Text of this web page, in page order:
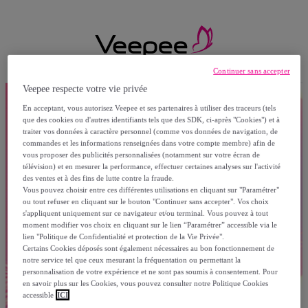
Veepee respecte votre vie privée
En acceptant, vous autorisez Veepee et ses partenaires à utiliser des traceurs (tels
que des cookies ou d'autres identifiants tels que des SDK, ci-après "Cookies") et à
traiter vos données à caractère personnel (comme vos données de navigation, de
commandes et les informations renseignées dans votre compte membre) afin de
vous proposer des publicités personnalisées (notamment sur votre écran de
télévision) et en mesurer la performance, effectuer certaines analyses sur l'activité
des ventes et à des fins de lutte contre la fraude.
Vous pouvez choisir entre ces différentes utilisations en cliquant sur "Paramétrer"
ou tout refuser en cliquant sur le bouton "Continuer sans accepter". Vos choix
s'appliquent uniquement sur ce navigateur et/ou terminal. Vous pouvez à tout
moment modifier vos choix en cliquant sur le lien “Paramétrer” accessible via le
lien "Politique de Confidentialité et protection de la Vie Privée".
Certains Cookies déposés sont également nécessaires au bon fonctionnement de
notre service tel que ceux mesurant la fréquentation ou permettant la
personnalisation de votre expérience et ne sont pas soumis à consentement. Pour
en savoir plus sur les Cookies, vous pouvez consulter notre Politique Cookies
accessible ICI
Continuer sans accepter